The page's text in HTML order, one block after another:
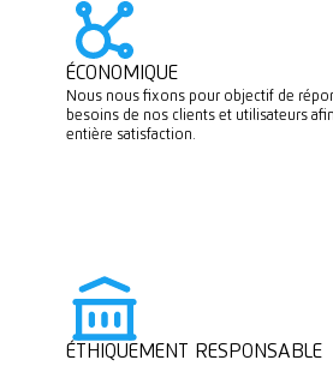
ÉCONOMIQUE
Nous nous fixons pour objectif de
besoins de nos clients et utilisateurs
entière satisfaction.
ÉTHIQUEMENT RESPONSABLE